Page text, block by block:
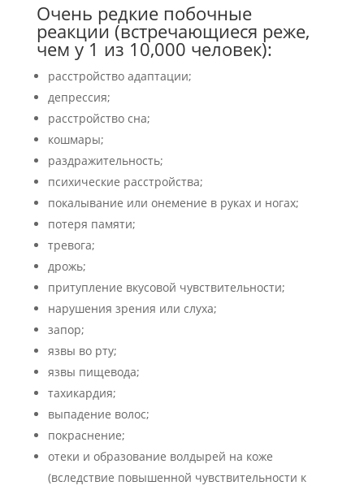
Очень редкие побочные
реакции (встречающиеся реже,
чем у 1 из 10,000 человек):
расстройство адаптации;
депрессия;
расстройство сна;
кошмары;
раздражительность;
психические расстройства;
покалывание или онемение в руках и ногах;
потеря памяти;
тревога;
дрожь;
притупление вкусовой чувствительности;
нарушения зрения или слуха;
запор;
язвы во рту;
язвы пищевода;
тахикардия;
выпадение волос;
покраснение;
отеки и образование волдырей на коже
(вследствие повышенной чувствительности к